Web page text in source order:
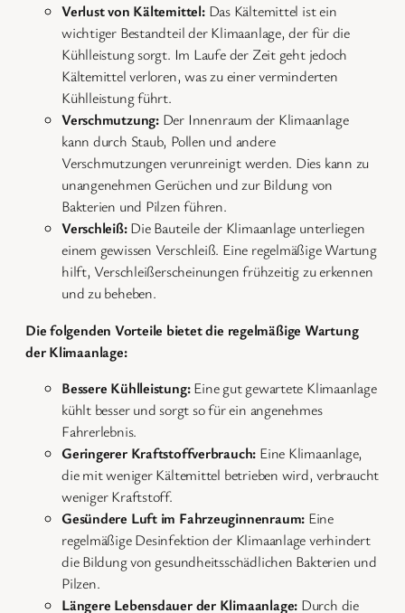
Verlust von Kältemittel:Das Kältemittel ist ein
wichtiger Bestandteil der Klimaanlage, der für die
Kühlleistung sorgt. Im Laufe der Zeit geht jedoch
Kältemittel verloren, was zu einer verminderten
Kühlleistung führt.
Verschmutzung:Der Innenraum der Klimaanlage
kann durch Staub, Pollen und andere
Verschmutzungen verunreinigt werden. Dies kann zu
unangenehmen Gerüchen und zur Bildung von
Bakterien und Pilzen führen.
Verschleiß:Die Bauteile der Klimaanlage unterliegen
einem gewissen Verschleiß. Eine regelmäßige Wartung
hilft, Verschleißerscheinungen frühzeitig zu erkennen
und zu beheben.
Die folgenden Vorteile bietet die regelmäßige Wartung
der Klimaanlage:
Bessere Kühlleistung:Eine gut gewartete Klimaanlage
kühlt besser und sorgt so für ein angenehmes
Fahrerlebnis.
Geringerer Kraftstoffverbrauch: Eine Klimaanlage,
die mit weniger Kältemittel betrieben wird, verbraucht
weniger Kraftstoff.
Gesündere Luft im Fahrzeuginnenraum: Eine
regelmäßige Desinfektion der Klimaanlage verhindert
die Bildung von gesundheitsschädlichen Bakterien und
Pilzen.
Längere Lebensdauer der Klimaanlage: Durch die